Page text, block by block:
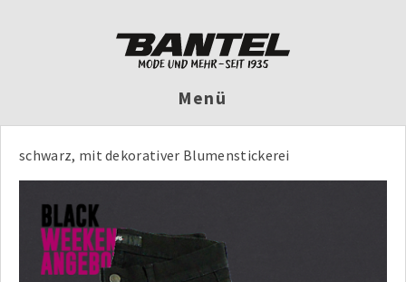
Menü
schwarz, mit dekorativer Blumenstickerei